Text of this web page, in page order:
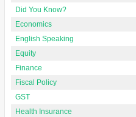
Did You Know?
Economics
English Speaking
Equity
Finance
Fiscal Policy
GST
Health Insurance